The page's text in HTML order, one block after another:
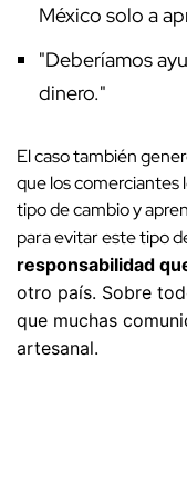
México solo a
"Deberíamos
dinero."
El caso también
que los comerciantes
tipo de cambio y
para evitar este tipo
responsabilidad
otro país. Sobre
que muchas
artesanal.